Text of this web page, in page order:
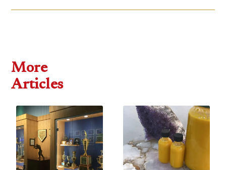
More
Articles